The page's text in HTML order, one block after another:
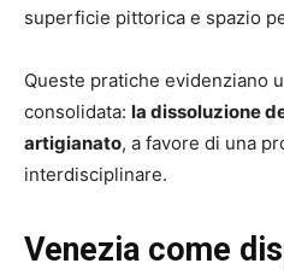
superficie pittorica e spazio
Queste pratiche evidenziano
consolidata: la dissoluzione
artigianato, a favore di una
interdisciplinare.
Venezia come